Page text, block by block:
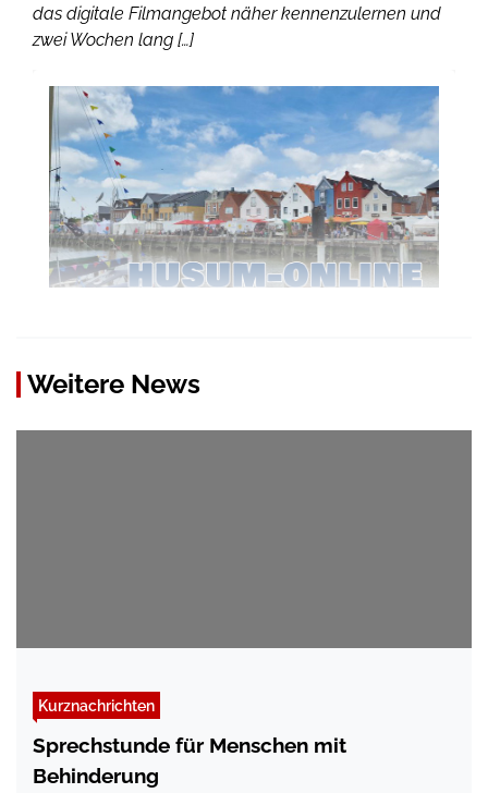
das digitale Filmangebot näher kennenzulernen und
zwei Wochen lang […]
Weitere News
Kurznachrichten
Sprechstunde für Menschen mit
Behinderung